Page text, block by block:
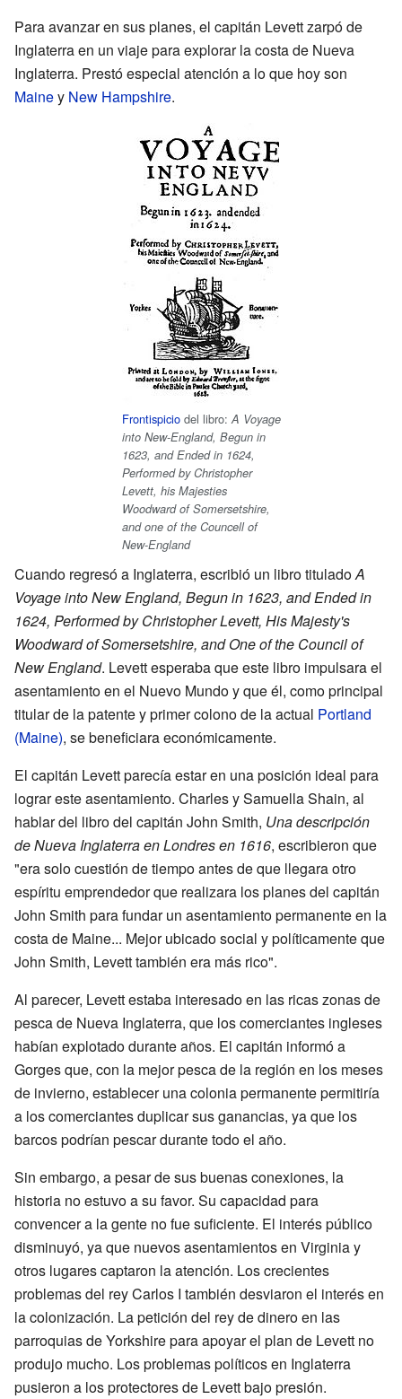
Para avanzar en sus planes, el capitán Levett zarpó de
Inglaterra en un viaje para explorar la costa de Nueva
Inglaterra. Prestó especial atención a lo que hoy son
Mainey New Hampshire.
Frontispiciodel libro:A Voyage
into New-England, Begun in
1623, and Ended in 1624,
Performed by Christopher
Levett, his Majesties
Woodward of Somersetshire,
and one of the Councell of
New-England
Cuando regresó a Inglaterra, escribió un libro tituladoA
Voyage into New England, Begun in 1623, and Ended in
1624, Performed by Christopher Levett, His Majesty's
Woodward of Somersetshire, and One of the Council of
New England. Levett esperaba que este libro impulsara el
asentamiento en el Nuevo Mundo y que él, como principal
titular de la patente y primer colono de la actual Portland
(Maine), se beneficiara económicamente.
El capitán Levett parecía estar en una posición ideal para
lograr este asentamiento. Charles y Samuella Shain, al
hablar del libro del capitán John Smith, Una descripción
de Nueva Inglaterra en Londres en 1616, escribieron que
"era solo cuestión de tiempo antes de que llegara otro
espíritu emprendedor que realizara los planes del capitán
John Smith para fundar un asentamiento permanente en la
costa de Maine... Mejor ubicado social y políticamente que
John Smith, Levett también era más rico".
Al parecer, Levett estaba interesado en las ricas zonas de
pesca de Nueva Inglaterra, que los comerciantes ingleses
habían explotado durante años. El capitán informó a
Gorges que, con la mejor pesca de la región en los meses
de invierno, establecer una colonia permanente permitiría
a los comerciantes duplicar sus ganancias, ya que los
barcos podrían pescar durante todo el año.
Sin embargo, a pesar de sus buenas conexiones, la
historia no estuvo a su favor. Su capacidad para
convencer a la gente no fue suficiente. El interés público
disminuyó, ya que nuevos asentamientos en Virginia y
otros lugares captaron la atención. Los crecientes
problemas del rey Carlos I también desviaron el interés en
la colonización. La petición del rey de dinero en las
parroquias de Yorkshire para apoyar el plan de Levett no
produjo mucho. Los problemas políticos en Inglaterra
pusieron a los protectores de Levett bajo presión.